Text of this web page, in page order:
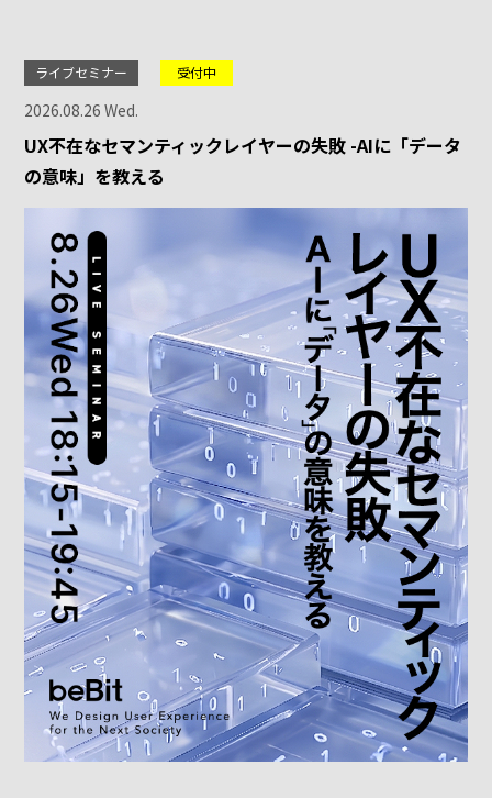
ライブセミナー 受付中
2026.08.26 Wed.
UX不在なセマンティックレイヤーの失敗 -AIに「データ
の意味」を教える